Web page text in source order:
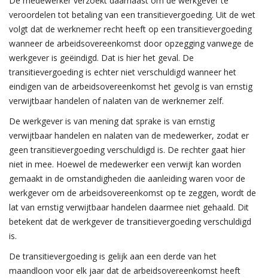
veroordelen tot betaling van een transitievergoeding. Uit de wet
volgt dat de werknemer recht heeft op een transitievergoeding
wanneer de arbeidsovereenkomst door opzegging vanwege de
werkgever is geëindigd. Dat is hier het geval. De
transitievergoeding is echter niet verschuldigd wanneer het
eindigen van de arbeidsovereenkomst het gevolg is van ernstig
verwijtbaar handelen of nalaten van de werknemer zelf.
De werkgever is van mening dat sprake is van ernstig
verwijtbaar handelen en nalaten van de medewerker, zodat er
geen transitievergoeding verschuldigd is. De rechter gaat hier
niet in mee. Hoewel de medewerker een verwijt kan worden
gemaakt in de omstandigheden die aanleiding waren voor de
werkgever om de arbeidsovereenkomst op te zeggen, wordt de
lat van ernstig verwijtbaar handelen daarmee niet gehaald. Dit
betekent dat de werkgever de transitievergoeding verschuldigd
is.
De transitievergoeding is gelijk aan een derde van het
maandloon voor elk jaar dat de arbeidsovereenkomst heeft